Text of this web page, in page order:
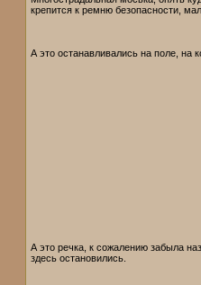
крепится к ремню безопасности,
А это останавливались на поле, на
А это речка, к сожалению забыла
здесь остановились.